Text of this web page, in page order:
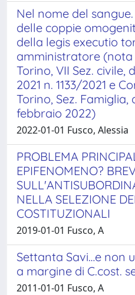
Nel nome del
delle coppie
della legis executio
amministratore (nota
Torino, VII Sez. civile,
2021 n. 1133/2021 e
Torino, Sez. Famiglia,
febbraio 2022)
2022-01-01 Fusco, Alessia
PROBLEMA
EPIFENOMENO?
NELLA SELEZIONE
COSTITUZIONALI
2019-01-01 Fusco, A
Settanta Savi…e non
a margine di C.cost.
2011-01-01 Fusco, A